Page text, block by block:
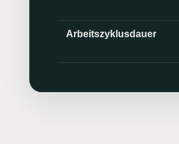
Arbeitszyklusdauer